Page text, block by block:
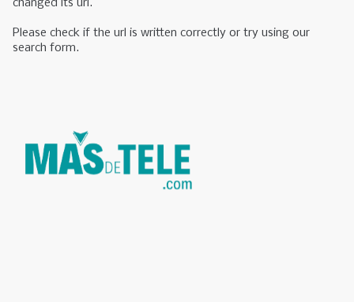
changed its url.
Please check if the url is written correctly or try using our
search form.